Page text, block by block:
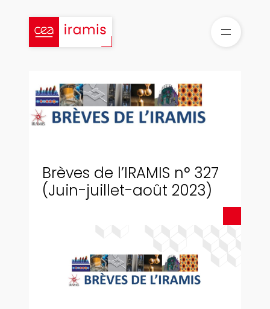
contenu
Brèves de l’IRAMIS n° 327
(Juin-juillet-août 2023)